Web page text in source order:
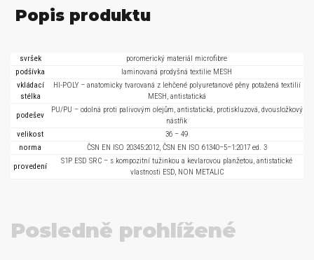
Popis produktu
svršek
poromerický materiál microfibre
podšívka
laminovaná prodyšná textilie MESH
vkládací
stélka
HI-POLY – anatomicky tvarovaná z lehčené polyuretanové pěny potažená textilií
MESH, antistatická
podešev
PU/PU – odolná proti palivovým olejům, antistatická, protiskluzová, dvousložkový
nástřik
velikost
36 – 49
norma
ČSN EN ISO 20345:2012, ČSN EN ISO 61340–5–1:2017 ed. 3
provedení
S1P ESD SRC – s kompozitní tužinkou a kevlarovou planžetou, antistatické
vlastnosti ESD, NON METALIC
Posledně prohlížené